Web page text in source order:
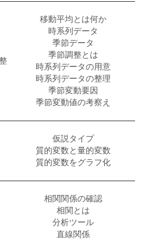
移動平均とは何か
時系列データ
季節データ
季節調整とは
時系列データの用意
時系列データの整理
季節変動要因
季節変動値の考察え
仮説タイプ
質的変数と量的変数
質的変数をグラフ化
相関関係の確認
相関とは
分析ツール
直線関係